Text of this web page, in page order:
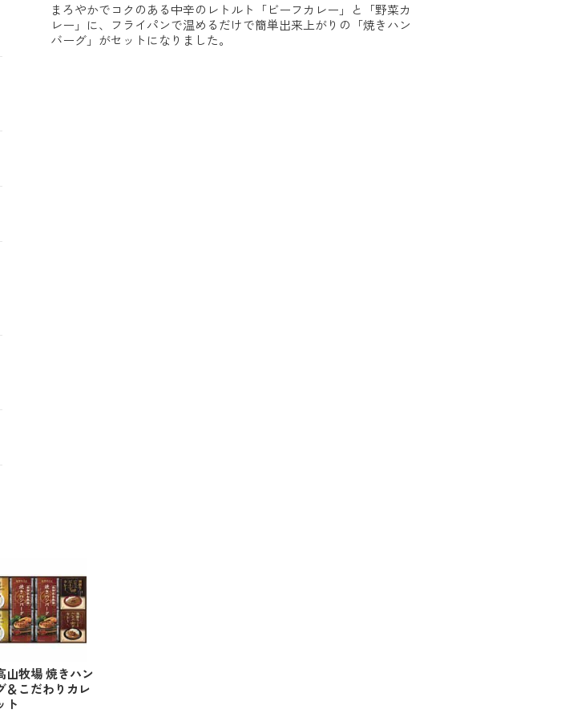
まろやかでコクのある中辛のレトルト「ビーフカレー」と「野菜カ
レー」に、フライパンで温めるだけで簡単出来上がりの「焼きハン
バーグ」がセットになりました。
山牧場 焼きハン
＆こだわりカレ
ト